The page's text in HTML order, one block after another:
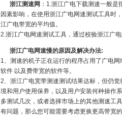
浙江测速网 ：1.浙江广电下载测速一般
因素影响，在使用浙江广电网速测试工具时
江广电带宽的平均值。
2.浙江广电网速测试工具，通过校验浙江广
浙江广电网速慢的原因及解决办法:
1、测速的机子正在运行的程序占用了广电
软件 以及费带宽的软件等。
2、浙江广电宽带测速测试结果达标，但仍
境和用户使用保养，以及用户安装何种操作
多测试几次，或者选择市场上的其他测速工
有问题，那么您可能需要考虑更换更高带宽的